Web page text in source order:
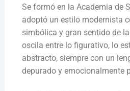
Se formó en la Academia de
adoptó un estilo modernista
simbólica y gran sentido de
oscila entre lo figurativo, lo
abstracto, siempre con un
depurado y emocionalmente